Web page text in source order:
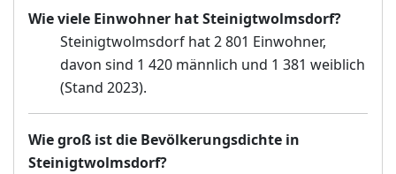
Wie viele Einwohner hat Steinigtwolmsdorf?
Steinigtwolmsdorf hat 2 801 Einwohner,
davon sind 1 420 männlich und 1 381 weiblich
(Stand 2023).
Wie groß ist die Bevölkerungsdichte in
Steinigtwolmsdorf?